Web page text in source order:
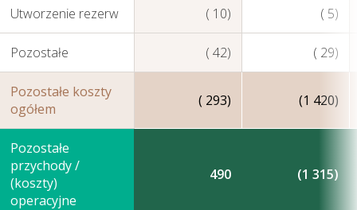
Utworzenie rezerw ( 10) ( 5)
Pozostałe ( 42) ( 29)
Pozostałe koszty
ogółem
( 293) (1 420)
Pozostałe
przychody /
(koszty)
operacyjne
490 (1 315)